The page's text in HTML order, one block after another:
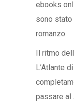
ebooks
sono
romanzo.
Il ritmo
L’Atlante
passare al